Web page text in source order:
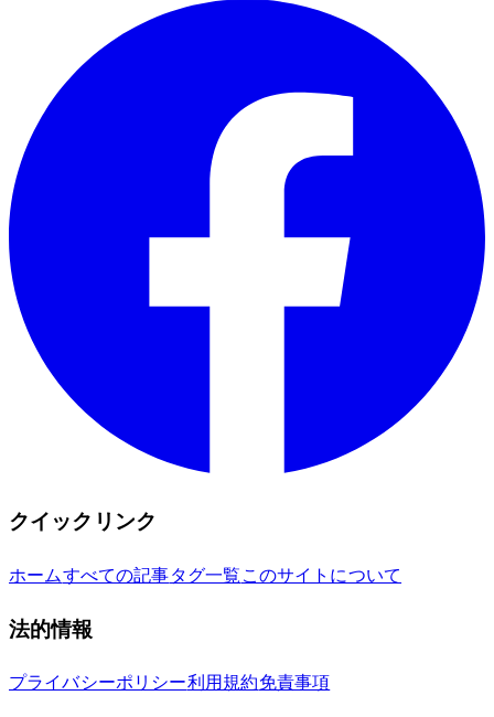
クイックリンク
ホームすべての記事タグ一覧 このサイトについて
法的情報
プライバシーポリシー利用規約免責事項